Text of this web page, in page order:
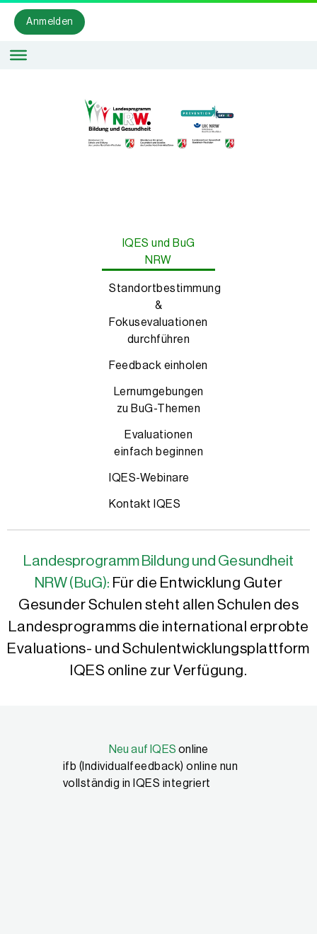
Anmelden
IQES und BuG
NRW
Standortbestimmung
&
Fokusevaluationen
durchführen
Feedback einholen
Lernumgebungen
zu BuG-Themen
Evaluationen
einfach beginnen
IQES-Webinare
Kontakt IQES
Landesprogramm Bildung und Gesundheit
NRW (BuG): Für die Entwicklung Guter
Gesunder Schulen steht allen Schulen des
Landesprogramms die international erprobte
Evaluations- und Schulentwicklungsplattform
IQES online zur Verfügung.
Neu auf IQES online
ifb (Individualfeedback) online nun
vollständig in IQES integriert